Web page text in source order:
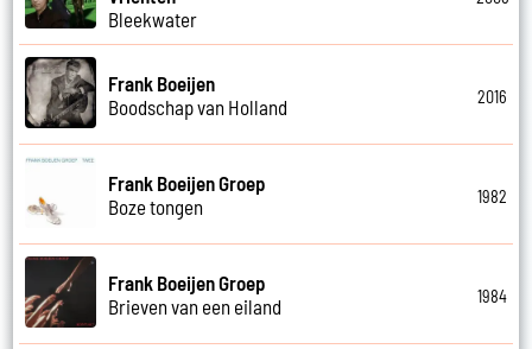
Bleekwater
Frank Boeijen
Boodschap van Holland
2016
Frank Boeijen Groep
Boze tongen
1982
Frank Boeijen Groep
Brieven van een eiland
1984